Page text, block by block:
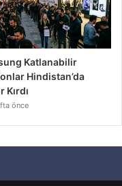
Katlanabilir
Hindistan’da
Kırdı
önce